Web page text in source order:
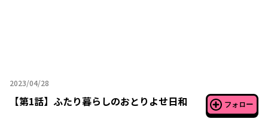
2023/04/28
2023年04月28日
【第1話】 ふたり暮らしのおとりよせ日和 フォロー